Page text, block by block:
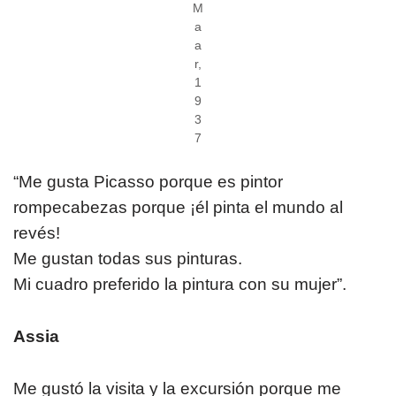
M
a
a
r,
1
9
3
7
“Me gusta Picasso porque es pintor
rompecabezas porque ¡él pinta el mundo al
revés!
Me gustan todas sus pinturas.
Mi cuadro preferido la pintura con su mujer”.
Assia
Me gustó la visita y la excursión porque me